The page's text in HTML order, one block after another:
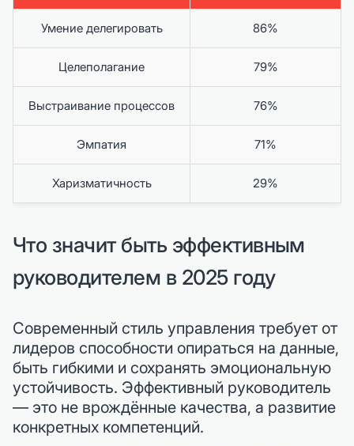
Умение делегировать 86%
Целеполагание 79%
Выстраивание процессов 76%
Эмпатия 71%
Харизматичность 29%
Что значит быть эффективным
руководителем в 2025 году
Современный стиль управления требует от
лидеров способности опираться на данные,
быть гибкими и сохранять эмоциональную
устойчивость. Эффективный руководитель
— это не врождённые качества, а развитие
конкретных компетенций.